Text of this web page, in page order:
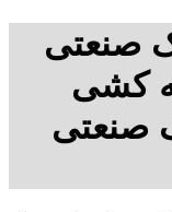
صنعتی
کشی
صنعتی